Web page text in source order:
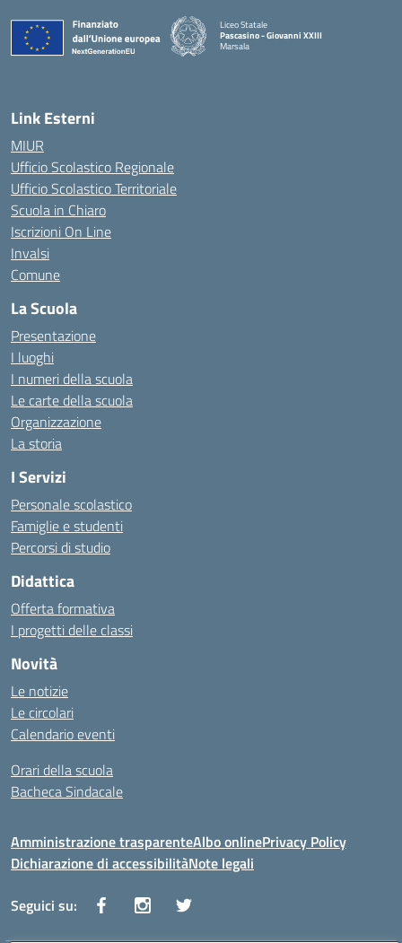
Liceo Statale
Pascasino - Giovanni XXIII
Marsala
Link Esterni
MIUR
Ufficio Scolastico Regionale
Ufficio Scolastico Territoriale
Scuola in Chiaro
Iscrizioni On Line
Invalsi
Comune
La Scuola
Presentazione
I luoghi
I numeri della scuola
Le carte della scuola
Organizzazione
La storia
I Servizi
Personale scolastico
Famiglie e studenti
Percorsi di studio
Didattica
Offerta formativa
I progetti delle classi
Novità
Le notizie
Le circolari
Calendario eventi
Orari della scuola
Bacheca Sindacale
Amministrazione trasparenteAlbo onlinePrivacy Policy
Dichiarazione di accessibilitàNote legali
Seguici su: